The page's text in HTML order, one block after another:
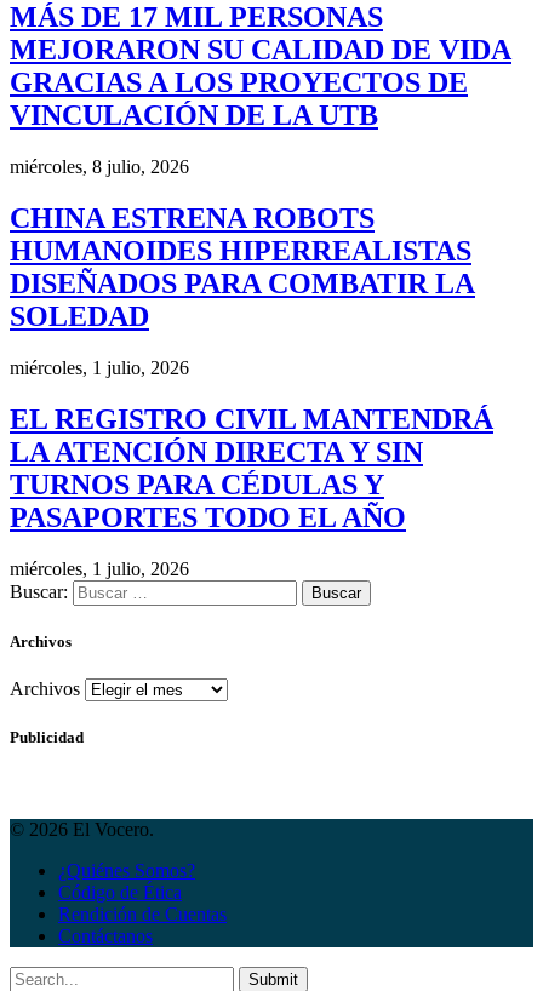
MÁS DE 17 MIL PERSONAS
MEJORARON SU CALIDAD DE VIDA
GRACIAS A LOS PROYECTOS DE
VINCULACIÓN DE LA UTB
miércoles, 8 julio, 2026
CHINA ESTRENA ROBOTS
HUMANOIDES HIPERREALISTAS
DISEÑADOS PARA COMBATIR LA
SOLEDAD
miércoles, 1 julio, 2026
EL REGISTRO CIVIL MANTENDRÁ
LA ATENCIÓN DIRECTA Y SIN
TURNOS PARA CÉDULAS Y
PASAPORTES TODO EL AÑO
miércoles, 1 julio, 2026
Buscar:
Archivos
Archivos
Publicidad
© 2026 El Vocero.
¿Quiénes Somos?
Código de Ética
Rendición de Cuentas
Contáctanos
Submit